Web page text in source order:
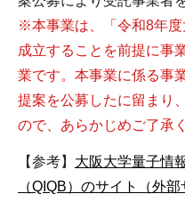
※本事業は、「令和8年
成立することを前提に事
業です。本事業に係る事
提案を公募したに留まり
ので、あらかじめご了承
【参考】 大阪大学量子情
（QIQB）のサイト（外